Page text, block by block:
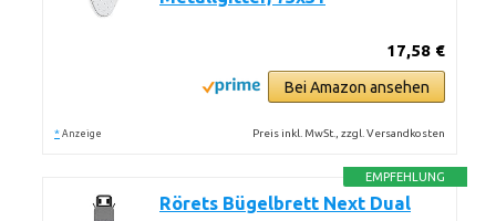
17,58 €
Bei Amazon ansehen
* Anzeige Preis inkl. MwSt., zzgl. Versandkosten
EMPFEHLUNG
Rörets Bügelbrett Next Dual